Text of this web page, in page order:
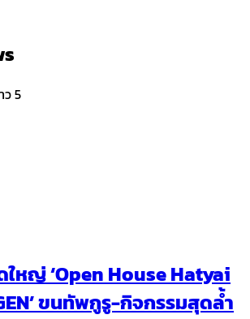
หญ่ ‘Open House Hatyai
ขนทัพกูรู-กิจกรรมสุดล้ำ